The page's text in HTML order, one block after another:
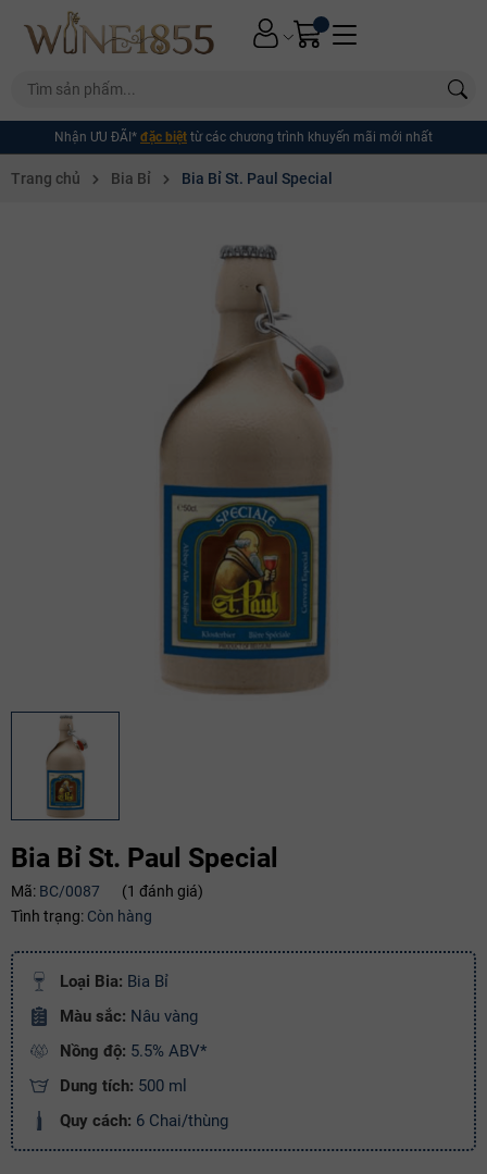
Nhận ƯU ĐÃI* đặc biệt từ các chương trình khuyến mãi mới nhất
Trang chủ Bia Bỉ Bia Bỉ St. Paul Special
Bia Bỉ St. Paul Special
Mã: BC/0087
(1 đánh giá)
Tình trạng: Còn hàng
Loại Bia: Bia Bỉ
Màu sắc: Nâu vàng
Nồng độ: 5.5% ABV*
Dung tích: 500 ml
Quy cách: 6 Chai/thùng
Mã giảm giá:
Ngày hết hạn:
Điều kiện: